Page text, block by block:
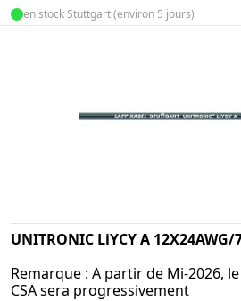
en stock Stuttgart (environ 5 jours)
UNITRONIC LiYCY A 12X24AWG/
Remarque : A partir de Mi-2026,
CSA sera progressivement